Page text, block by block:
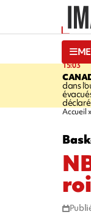
15:03
dans
déclaré
Accueil